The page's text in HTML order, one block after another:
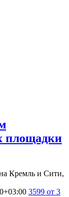
площадки
Кремль и Сити,
3599 от 3